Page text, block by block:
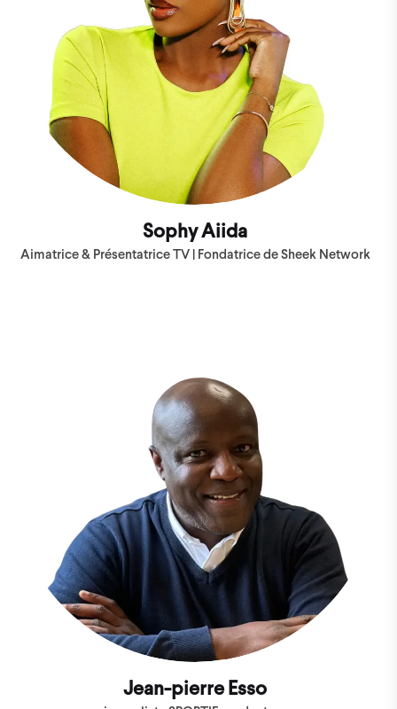
Sophy Aiida
Aimatrice & Présentatrice TV | Fondatrice de Sheek Network
Jean-pierre Esso